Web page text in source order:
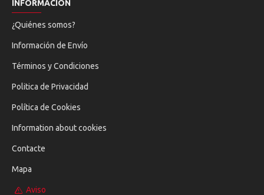
INFORMACIÓN
¿Quiénes somos?
Información de Envío
Términos y Condiciones
Politica de Privacidad
Política de Cookies
Information about cookies
Contacte
Mapa
Aviso